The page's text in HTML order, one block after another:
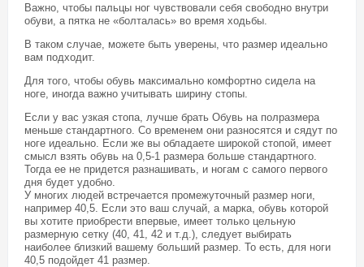
Важно, чтобы пальцы ног чувствовали себя свободно внутри
обуви, а пятка не «болталась» во время ходьбы.
В таком случае, можете быть уверены, что размер идеально
вам подходит.
Для того, чтобы обувь максимально комфортно сидела на
ноге, иногда важно учитывать ширину стопы.
Если у вас узкая стопа, лучше брать Обувь на полразмера
меньше стандартного. Со временем они разносятся и сядут по
ноге идеально. Если же вы обладаете широкой стопой, имеет
смысл взять обувь на 0,5-1 размера больше стандартного.
Тогда ее не придется разнашивать, и ногам с самого первого
дня будет удобно.
У многих людей встречается промежуточный размер ноги,
например 40,5. Если это ваш случай, а марка, обувь которой
вы хотите приобрести впервые, имеет только цельную
размерную сетку (40, 41, 42 и т.д.), следует выбирать
наиболее близкий вашему больший размер. То есть, для ноги
40,5 подойдет 41 размер.